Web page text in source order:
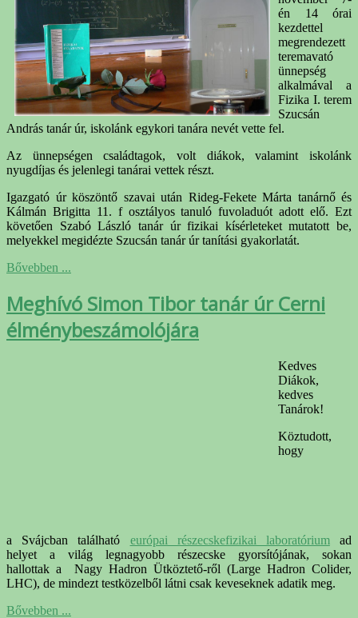
én 14 órai
kezdettel
megrendezett
teremavató
ünnepség
alkalmával a
Fizika I. terem
Szucsán
András tanár úr, iskolánk egykori tanára nevét vette fel.
Az ünnepségen családtagok, volt diákok, valamint iskolánk
nyugdíjas és jelenlegi tanárai vettek részt.
Igazgató úr köszöntő szavai után Rideg-Fekete Márta tanárnő és
Kálmán Brigitta 11. f osztályos tanuló fuvoladuót adott elő. Ezt
követően Szabó László tanár úr fizikai kísérleteket mutatott be,
melyekkel megidézte Szucsán tanár úr tanítási gyakorlatát.
Bővebben ...
Meghívó Simon Tibor tanár úr Cerni
élménybeszámolójára
Kedves
Diákok,
kedves
Tanárok!
Köztudott,
hogy
a Svájcban található európai részecskefizikai laboratóriumad
helyet a világ legnagyobb részecske gyorsítójának, sokan
hallottak a Nagy Hadron Ütköztető-ről (Large Hadron Colider,
LHC), de mindezt testközelből látni csak keveseknek adatik meg.
Bővebben ...